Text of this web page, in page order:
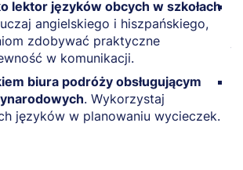
lektor języków obcych w szkołach
angielskiego i hiszpańskiego,
zdobywać praktyczne
w komunikacji.
biura podróży obsługującym
. Wykorzystaj
języków w planowaniu wycieczek.